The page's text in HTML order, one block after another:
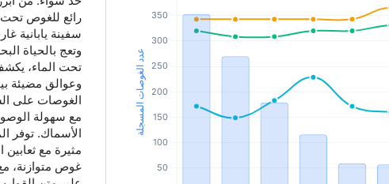
رائع للغوص
سفينة يابانية
وتعج بالحياة
تحت الماء،
وعوالق مضيئة
الغوصات على
مع سهولة
الأسماك. توفر
مثيرة مع
غوص متوازنة،